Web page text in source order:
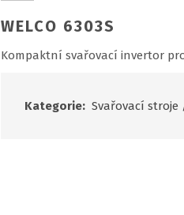
WELCO 6303S
Kompaktní svařovací invertor pro
Kategorie: Svařovací stroje